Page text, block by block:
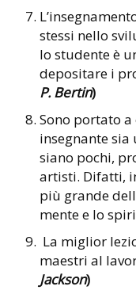
stessi nello
lo studente è
depositare i
P. Bertin)
Sono portato
insegnante sia
siano pochi,
artisti. Difatti,
più grande
mente e lo
La miglior
maestri al
Jackson)